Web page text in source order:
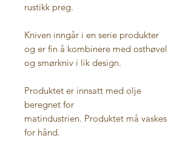
rustikk preg.
Kniven inngår i en serie produkter
og er fin å kombinere med osthøvel
og smørkniv i lik design.
Produktet er innsatt med olje
beregnet for
matindustrien. Produktet må vaskes
for hånd.